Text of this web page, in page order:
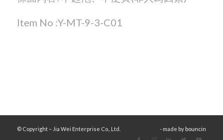
Item No :Y-MT-9-3-C01
© Copyright – Jia Wei Enterprise Co., Ltd. - made by bouncin